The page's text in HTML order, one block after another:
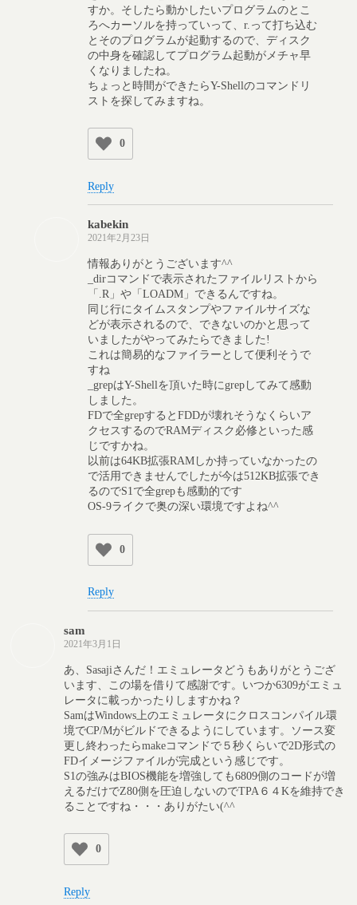
すか。そしたら動かしたいプログラムのとこ
ろへカーソルを持っていって、r.って打ち込む
とそのプログラムが起動するので、ディスク
の中身を確認してプログラム起動がメチャ早
くなりましたね。
ちょっと時間ができたらY-Shellのコマンドリ
ストを探してみますね。
0
Reply
kabekin
2021年2月23日
情報ありがとうございます^^
_dirコマンドで表示されたファイルリストから
「.R」や「LOADM」できるんですね。
同じ行にタイムスタンプやファイルサイズな
どが表示されるので、できないのかと思って
いましたがやってみたらできました!
これは簡易的なファイラーとして便利そうで
すね
_grepはY-Shellを頂いた時にgrepしてみて感動
しました。
FDで全grepするとFDDが壊れそうなくらいア
クセスするのでRAMディスク必修といった感
じですかね。
以前は64KB拡張RAMしか持っていなかったの
で活用できませんでしたが今は512KB拡張でき
るのでS1で全grepも感動的です
OS-9ライクで奥の深い環境ですよね^^
0
Reply
sam
2021年3月1日
あ、Sasajiさんだ！エミュレータどうもありがとうござ
います、この場を借りて感謝です。いつか6309がエミュ
レータに載っかったりしますかね？
SamはWindows上のエミュレータにクロスコンパイル環
境でCP/Mがビルドできるようにしています。ソース変
更し終わったらmakeコマンドで５秒くらいで2D形式の
FDイメージファイルが完成という感じです。
S1の強みはBIOS機能を増強しても6809側のコードが増
えるだけでZ80側を圧迫しないのでTPA６４Kを維持でき
ることですね・・・ありがたい(^^
0
Reply